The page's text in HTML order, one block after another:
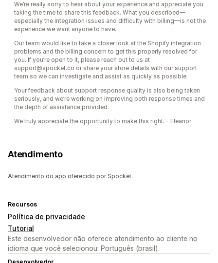
We’re really sorry to hear about your experience and appreciate you
taking the time to share this feedback. What you described—
especially the integration issues and difficulty with billing—is not the
experience we want anyone to have.
Our team would like to take a closer look at the Shopify integration
problems and the billing concern to get this properly resolved for
you. If you’re open to it, please reach out to us at
support@spocket.co or share your store details with our support
team so we can investigate and assist as quickly as possible.
Your feedback about support response quality is also being taken
seriously, and we’re working on improving both response times and
the depth of assistance provided.
We truly appreciate the opportunity to make this right. - Eleanor
Atendimento
Atendimento do app oferecido por Spocket.
Recursos
Política de privacidade
Tutorial
Este desenvolvedor não oferece atendimento ao cliente no
idioma que você selecionou: Português (brasil).